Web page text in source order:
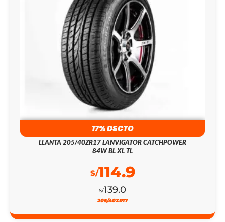
17% DSCTO
LLANTA 205/40ZR17 LANVIGATOR CATCHPOWER
84W BL XL TL
S/139.0
S/114.9
205/40ZR17